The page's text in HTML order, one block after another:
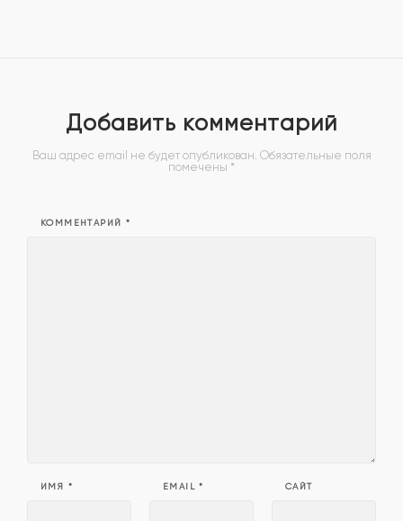
Добавить комментарий
Ваш адрес email не будет опубликован. Обязательные поля
помечены *
КОММЕНТАРИЙ *
ИМЯ * EMAIL* САЙТ